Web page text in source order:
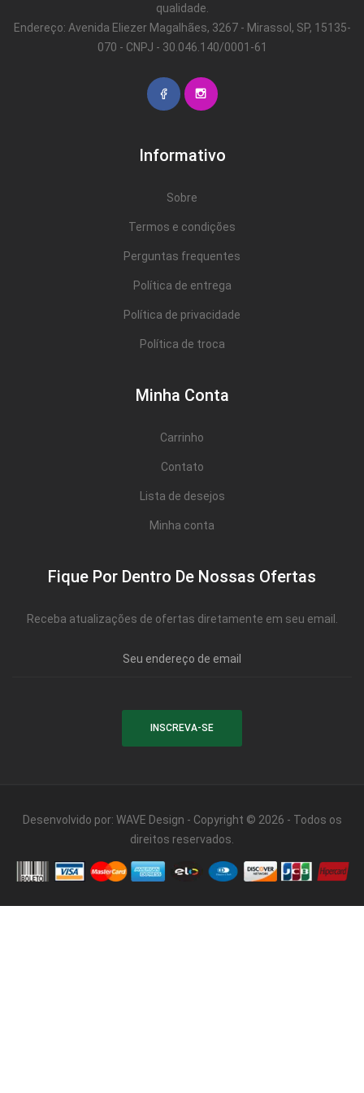
qualidade.
Endereço: Avenida Eliezer Magalhães, 3267 - Mirassol, SP, 15135-
070 - CNPJ - 30.046.140/0001-61
Informativo
Sobre
Termos e condições
Perguntas frequentes
Política de entrega
Política de privacidade
Política de troca
Minha Conta
Carrinho
Contato
Lista de desejos
Minha conta
Fique Por Dentro De Nossas Ofertas
Receba atualizações de ofertas diretamente em seu email.
Desenvolvido por: WAVE Design - Copyright © 2026 - Todos os
direitos reservados.